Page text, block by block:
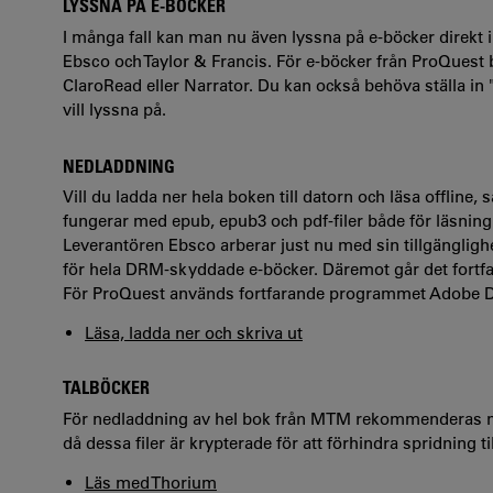
LYSSNA PÅ E-BÖCKER
I många fall kan man nu även lyssna på e-böcker
Ebsco och Taylor & Francis. För e-böcker från
ClaroRead eller Narrator. Du kan också behöva ställa
vill lyssna på.
NEDLADDNING
Vill du ladda ner hela boken till datorn och läsa offline,
fungerar med epub, epub3 och pdf-filer både för
Leverantören Ebsco arberar just nu med sin
för hela DRM-skyddade e-böcker. Däremot går det
För ProQuest används fortfarande programmet Adobe
Läsa, ladda ner och skriva ut
TALBÖCKER
För nedladdning av hel bok från MTM rekommenderas
då dessa filer är krypterade för att förhindra spridning
Läs med Thorium